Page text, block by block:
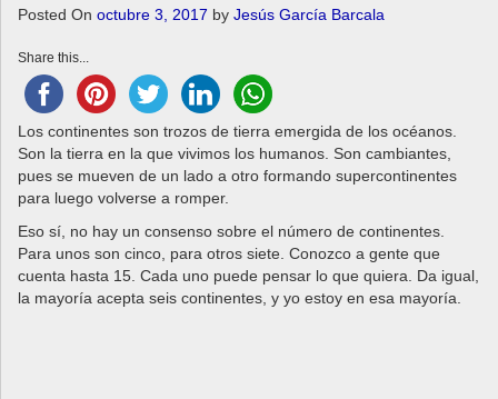
o
n
Posted On octubre 3, 2017 by Jesús García Barcala
Share this...
Los continentes son trozos de tierra emergida de los océanos.
Son la tierra en la que vivimos los humanos. Son cambiantes,
pues se mueven de un lado a otro formando supercontinentes
para luego volverse a romper.
Eso sí, no hay un consenso sobre el número de continentes.
Para unos son cinco, para otros siete. Conozco a gente que
cuenta hasta 15. Cada uno puede pensar lo que quiera. Da igual,
la mayoría acepta seis continentes, y yo estoy en esa mayoría.